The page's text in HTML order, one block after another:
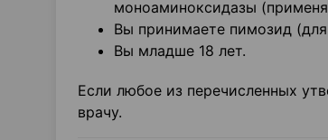
моноаминоксидазы
Вы принимаете пимозид
Вы младше 18 лет.
Если любое из перечисленных
врачу.